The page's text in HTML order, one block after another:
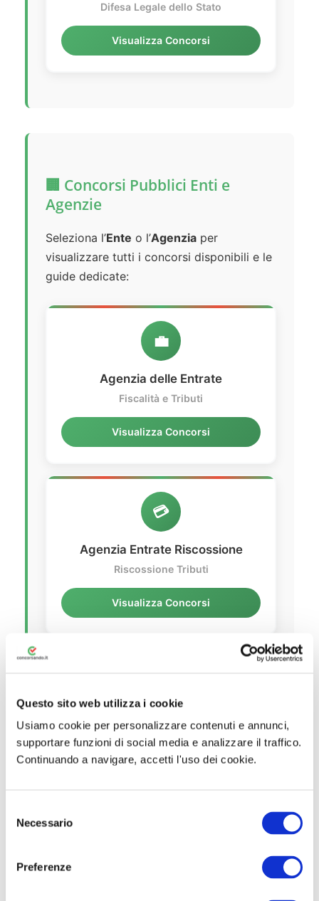
Questo sito web utilizza i cookie
Usiamo cookie per personalizzare contenuti e annunci,
supportare funzioni di social media e analizzare il traffico.
Continuando a navigare, accetti l'uso dei cookie.
Necessario
Preferenze
Difesa Legale dello Stato
Visualizza Concorsi
🏢 Concorsi Pubblici Enti e
Agenzie
Seleziona l’Ente o l’Agenzia per
visualizzare tutti i concorsi disponibili e le
guide dedicate:
💼
Agenzia delle Entrate
Fiscalità e Tributi
Visualizza Concorsi
💳
Agenzia Entrate Riscossione
Riscossione Tributi
Visualizza Concorsi
Agenzia delle Dogane
e dei Monopoli